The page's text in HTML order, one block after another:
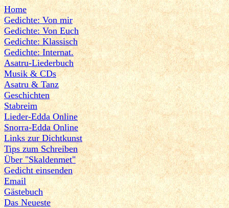
Home
Gedichte: Von mir
Gedichte: Von Euch
Gedichte: Klassisch
Gedichte: Internat.
Asatru-Liederbuch
Musik & CDs
Asatru & Tanz
Geschichten
Stabreim
Lieder-Edda Online
Snorra-Edda Online
Links zur Dichtkunst
Tips zum Schreiben
Über "Skaldenmet"
Gedicht einsenden
Email
Gästebuch
Das Neueste